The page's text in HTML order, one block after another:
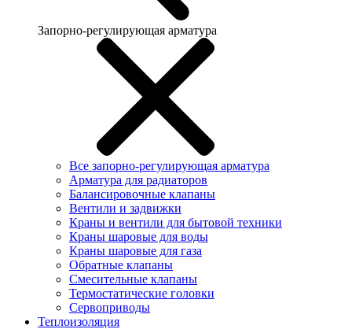
Запорно-регулирующая арматура
Все запорно-регулирующая арматура
Арматура для радиаторов
Балансировочные клапаны
Вентили и задвижки
Краны и вентили для бытовой техники
Краны шаровые для воды
Краны шаровые для газа
Обратные клапаны
Смесительные клапаны
Термостатические головки
Сервоприводы
Теплоизоляция